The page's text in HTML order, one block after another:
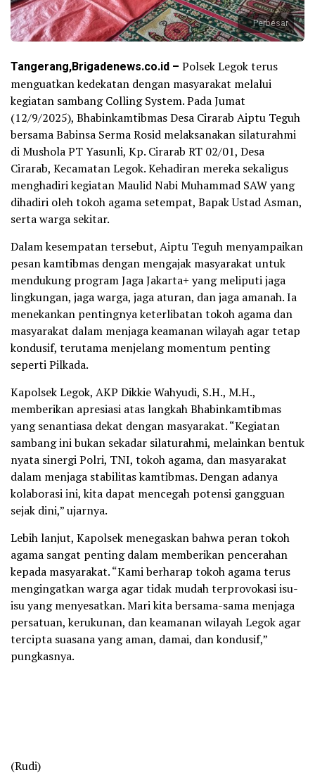
Perbesar
Tangerang,Brigadenews.co.id – Polsek Legok terus
menguatkan kedekatan dengan masyarakat melalui
kegiatan sambang Colling System. Pada Jumat
(12/9/2025), Bhabinkamtibmas Desa Cirarab Aiptu Teguh
bersama Babinsa Serma Rosid melaksanakan silaturahmi
di Mushola PT Yasunli, Kp. Cirarab RT 02/01, Desa
Cirarab, Kecamatan Legok. Kehadiran mereka sekaligus
menghadiri kegiatan Maulid Nabi Muhammad SAW yang
dihadiri oleh tokoh agama setempat, Bapak Ustad Asman,
serta warga sekitar.
Dalam kesempatan tersebut, Aiptu Teguh menyampaikan
pesan kamtibmas dengan mengajak masyarakat untuk
mendukung program Jaga Jakarta+ yang meliputi jaga
lingkungan, jaga warga, jaga aturan, dan jaga amanah. Ia
menekankan pentingnya keterlibatan tokoh agama dan
masyarakat dalam menjaga keamanan wilayah agar tetap
kondusif, terutama menjelang momentum penting
seperti Pilkada.
Kapolsek Legok, AKP Dikkie Wahyudi, S.H., M.H.,
memberikan apresiasi atas langkah Bhabinkamtibmas
yang senantiasa dekat dengan masyarakat. “Kegiatan
sambang ini bukan sekadar silaturahmi, melainkan bentuk
nyata sinergi Polri, TNI, tokoh agama, dan masyarakat
dalam menjaga stabilitas kamtibmas. Dengan adanya
kolaborasi ini, kita dapat mencegah potensi gangguan
sejak dini,” ujarnya.
Lebih lanjut, Kapolsek menegaskan bahwa peran tokoh
agama sangat penting dalam memberikan pencerahan
kepada masyarakat. “Kami berharap tokoh agama terus
mengingatkan warga agar tidak mudah terprovokasi isu-
isu yang menyesatkan. Mari kita bersama-sama menjaga
persatuan, kerukunan, dan keamanan wilayah Legok agar
tercipta suasana yang aman, damai, dan kondusif,”
pungkasnya.
(Rudi)